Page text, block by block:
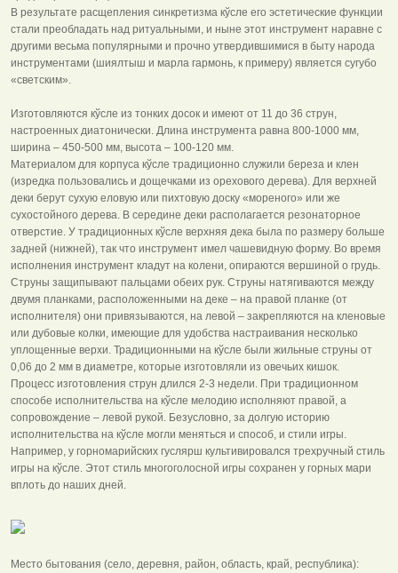
В результате расщепления синкретизма кўсле его эстетические функции
стали преобладать над ритуальными, и ныне этот инструмент наравне с
другими весьма популярными и прочно утвердившимися в быту народа
инструментами (шиялтыш и марла гармонь, к примеру) является сугубо
«светским».
Изготовляются кўсле из тонких досок и имеют от 11 до 36 струн,
настроенных диатонически. Длина инструмента равна 800-1000 мм,
ширина – 450-500 мм, высота – 100-120 мм.
Материалом для корпуса кўсле традиционно служили береза и клен
(изредка пользовались и дощечками из орехового дерева). Для верхней
деки берут сухую еловую или пихтовую доску «мореного» или же
сухостойного дерева. В середине деки располагается резонаторное
отверстие. У традиционных кўсле верхняя дека была по размеру больше
задней (нижней), так что инструмент имел чашевидную форму. Во время
исполнения инструмент кладут на колени, опираются вершиной о грудь.
Струны защипывают пальцами обеих рук. Струны натягиваются между
двумя планками, расположенными на деке – на правой планке (от
исполнителя) они привязываются, на левой – закрепляются на кленовые
или дубовые колки, имеющие для удобства настраивания несколько
уплощенные верхи. Традиционными на кўсле были жильные струны от
0,06 до 2 мм в диаметре, которые изготовляли из овечьих кишок.
Процесс изготовления струн длился 2-3 недели. При традиционном
способе исполнительства на кўсле мелодию исполняют правой, а
сопровождение – левой рукой. Безусловно, за долгую историю
исполнительства на кўсле могли меняться и способ, и стили игры.
Например, у горномарийских гуслярш культивировался трехручный стиль
игры на кўсле. Этот стиль многоголосной игры сохранен у горных мари
вплоть до наших дней.
Место бытования (село, деревня, район, область, край, республика):